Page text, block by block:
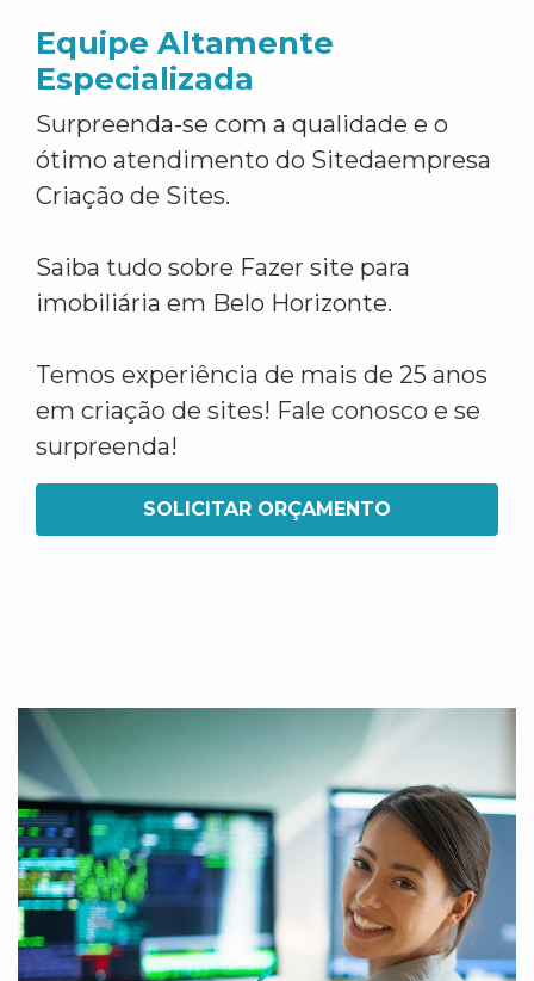
Equipe Altamente
Especializada
Surpreenda-se com a qualidade e o
ótimo atendimento do Sitedaempresa
Criação de Sites.
Saiba tudo sobre Fazer site para
imobiliária em Belo Horizonte.
Temos experiência de mais de 25 anos
em criação de sites! Fale conosco e se
surpreenda!
SOLICITAR ORÇAMENTO